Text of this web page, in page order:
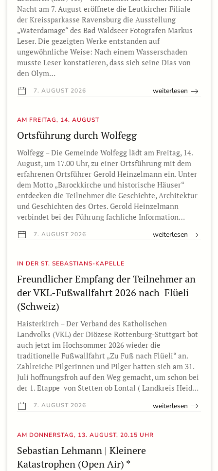
Nacht am 7. August eröffnete die Leutkircher Filiale
der Kreissparkasse Ravensburg die Ausstellung
„Waterdamage“ des Bad Waldseer Fotografen Markus
Leser. Die gezeigten Werke entstanden auf
ungewöhnliche Weise: Nach einem Wasserschaden
musste Leser konstatieren, dass sich seine Dias von
den Olym…
7. AUGUST 2026 weiterlesen
AM FREITAG, 14. AUGUST
Ortsführung durch Wolfegg
Wolfegg – Die Gemeinde Wolfegg lädt am Freitag, 14.
August, um 17.00 Uhr, zu einer Ortsführung mit dem
erfahrenen Ortsführer Gerold Heinzelmann ein. Unter
dem Motto „Barockkirche und historische Häuser“
entdecken die Teilnehmer die Geschichte, Architektur
und Geschichten des Ortes. Gerold Heinzelmann
verbindet bei der Führung fachliche Information…
7. AUGUST 2026 weiterlesen
IN DER ST. SEBASTIANS-KAPELLE
Freundlicher Empfang der Teilnehmer an
der VKL-Fußwallfahrt 2026 nach Flüeli
(Schweiz)
Haisterkirch – Der Verband des Katholischen
Landvolks (VKL) der Diözese Rottenburg-Stuttgart bot
auch jetzt im Hochsommer 2026 wieder die
traditionelle Fußwallfahrt „Zu Fuß nach Flüeli“ an.
Zahlreiche Pilgerinnen und Pilger hatten sich am 31.
Juli hoffnungsfroh auf den Weg gemacht, um schon bei
der 1. Etappe von Stetten ob Lontal ( Landkreis Heid…
7. AUGUST 2026 weiterlesen
AM DONNERSTAG, 13. AUGUST, 20.15 UHR
Sebastian Lehmann | Kleinere
Katastrophen (Open Air) *